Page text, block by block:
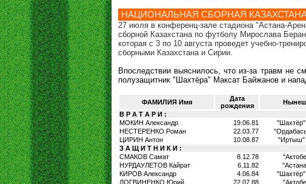
НАЦИОНАЛЬНАЯ СБОРНАЯ
27 июля в конференц-зале стадиона "Астана-
сборной Казахстана по футболу Мирослава
которая с 3 по 10 августа проведет учебно-
сборными Казахстана и Сирии.
Впоследствии выяснилось, что из-за травм не
полузащитник "Шахтёра" Максат Байжанов и
ФАМИЛИЯ Имя
Дата
рождения
В Р А Т А Р И :
МОКИН Александр
19.06.81 "Шахтёр"
НЕСТЕРЕНКО Роман
22.03.77
ЦИРИН Антон
10.08.87 "Иртыш"
З А Щ И Т Н И К И :
СМАКОВ Самат
8.12.78
НУРДАУЛЕТОВ Кайрат
6.11.82
КИРОВ Александр
4.06.84 "Шахтёр"
ЛОГВИНЕНКО Юрий
22.07.88